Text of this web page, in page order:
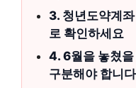
3. 청년도약계
로 확인하세요
4. 6월을 놓쳤
구분해야 합니다